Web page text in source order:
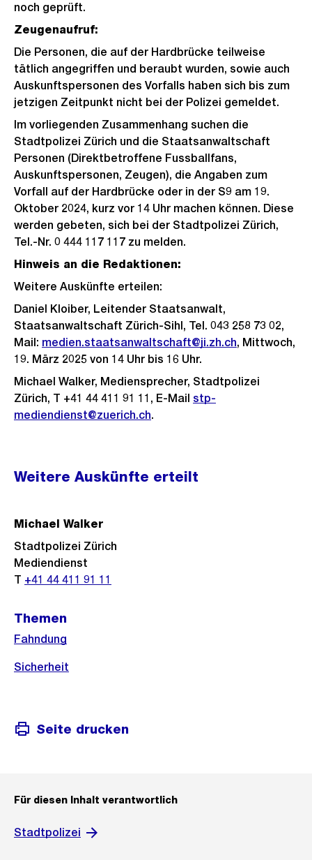
noch geprüft.
Zeugenaufruf:
Die Personen, die auf der Hardbrücke teilweise
tätlich angegriffen und beraubt wurden, sowie auch
Auskunftspersonen des Vorfalls haben sich bis zum
jetzigen Zeitpunkt nicht bei der Polizei gemeldet.
Im vorliegenden Zusammenhang suchen die
Stadtpolizei Zürich und die Staatsanwaltschaft
Personen (Direktbetroffene Fussballfans,
Auskunftspersonen, Zeugen), die Angaben zum
Vorfall auf der Hardbrücke oder in der S9 am 19.
Oktober 2024, kurz vor 14 Uhr machen können. Diese
werden gebeten, sich bei der Stadtpolizei Zürich,
Tel.-Nr. 0 444 117 117 zu melden.
Hinweis an die Redaktionen:
Weitere Auskünfte erteilen:
Daniel Kloiber, Leitender Staatsanwalt,
Staatsanwaltschaft Zürich-Sihl, Tel. 043 258 73 02,
Mail: medien.staatsanwaltschaft@ji.zh.ch, Mittwoch,
19. März 2025 von 14 Uhr bis 16 Uhr.
Michael Walker, Mediensprecher, Stadtpolizei
Zürich, T +41 44 411 91 11, E-Mail stp-
mediendienst@zuerich.ch.
Weitere
Informationen
Weitere Auskünfte erteilt
Michael Walker
Stadtpolizei Zürich
Mediendienst
T +41 44 411 91 11
Themen
Fahndung
Sicherheit
Seite drucken
Für diesen Inhalt verantwortlich
Stadtpolizei